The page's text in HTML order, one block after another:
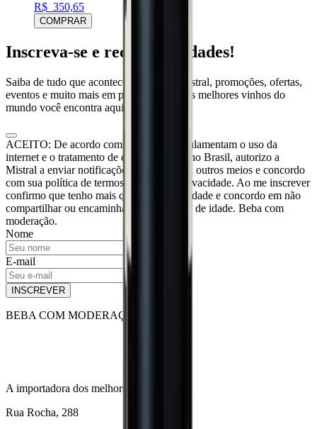
R$ 350,65
COMPRAR
Inscreva-se e receba novidades!
Saiba de tudo que acontece no mundo Mistral, promoções, ofertas,
eventos e muito mais em primeira mão. Os melhores vinhos do
mundo você encontra aqui.
ACEITO: De acordo com as leis que regulamentam o uso da
internet e o tratamento de dados pessoais no Brasil, autorizo a
Mistral a enviar notificações por e-mail ou outros meios e concordo
com sua política de termos de uso e de privacidade. Ao me inscrever
confirmo que tenho mais que 18 anos de idade e concordo em não
compartilhar ou encaminhar para menores de idade. Beba com
moderação.
Nome
E-mail
INSCREVER
BEBA COM MODERAÇÃO
A importadora dos melhores vinhos.
Rua Rocha, 288